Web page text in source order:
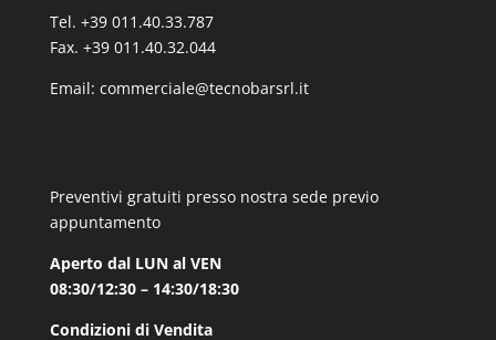
Tel. +39 011.40.33.787
Fax. +39 011.40.32.044
Email: commerciale@tecnobarsrl.it
Preventivi gratuiti presso nostra sede previo
appuntamento
Aperto dal LUN al VEN
08:30/12:30 – 14:30/18:30
Condizioni di Vendita